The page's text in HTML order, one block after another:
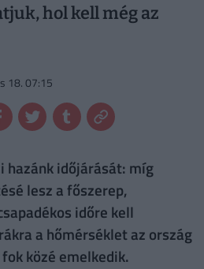
hol kell még az
18. 07:15
hazánk időjárását: míg
lesz a főszerep,
időre kell
a hőmérséklet az ország
közé emelkedik.